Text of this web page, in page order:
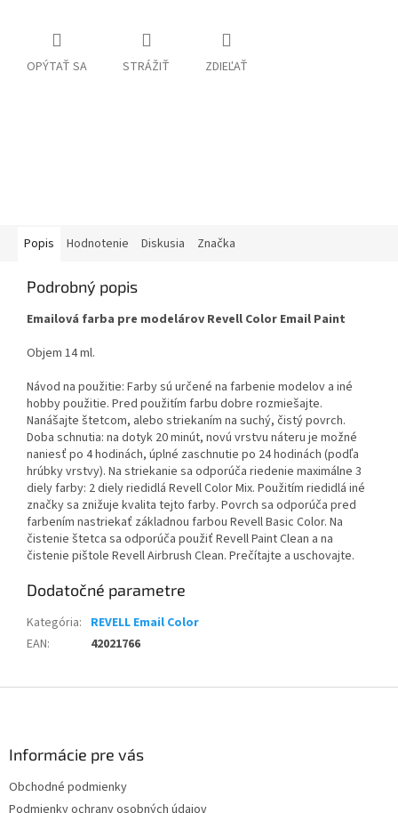
OPÝTAŤ SA STRÁŽIŤ ZDIEĽAŤ
Popis Hodnotenie Diskusia Značka
Podrobný popis
Emailová farba pre modelárov Revell Color Email Paint
Objem 14 ml.
Návod na použitie: Farby sú určené na farbenie modelov a iné
hobby použitie. Pred použitím farbu dobre rozmiešajte.
Nanášajte štetcom, alebo striekaním na suchý, čistý povrch.
Doba schnutia: na dotyk 20 minút, novú vrstvu náteru je možné
naniesť po 4 hodinách, úplné zaschnutie po 24 hodinách (podľa
hrúbky vrstvy). Na striekanie sa odporúča riedenie maximálne 3
diely farby: 2 diely riedidlá Revell Color Mix. Použitím riedidlá iné
značky sa znižuje kvalita tejto farby. Povrch sa odporúča pred
farbením nastriekať základnou farbou Revell Basic Color. Na
čistenie štetca sa odporúča použiť Revell Paint Clean a na
čistenie pištole Revell Airbrush Clean. Prečítajte a uschovajte.
Dodatočné parametre
Kategória: REVELL Email Color
EAN: 42021766
Informácie pre vás
Obchodné podmienky
Podmienky ochrany osobných údajov